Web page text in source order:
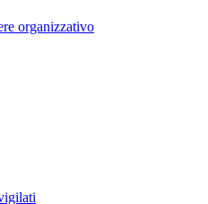
organizzativo